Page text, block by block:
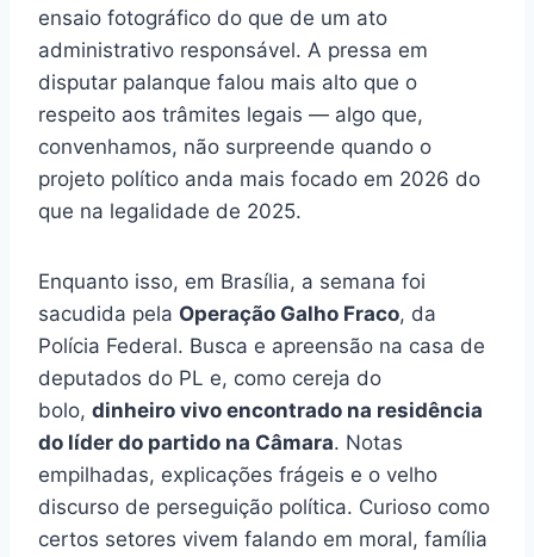
ensaio fotográfico do que de um ato
administrativo responsável. A pressa em
disputar palanque falou mais alto que o
respeito aos trâmites legais — algo que,
convenhamos, não surpreende quando o
projeto político anda mais focado em 2026 do
que na legalidade de 2025.
Enquanto isso, em Brasília, a semana foi
sacudida pela Operação Galho Fraco, da
Polícia Federal. Busca e apreensão na casa de
deputados do PL e, como cereja do
bolo, dinheiro vivo encontrado na residência
do líder do partido na Câmara. Notas
empilhadas, explicações frágeis e o velho
discurso de perseguição política. Curioso como
certos setores vivem falando em moral, família